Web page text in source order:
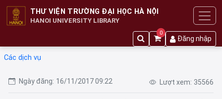
THƯ VIỆN TRƯỜNG ĐẠI HỌC HÀ NỘI
HANOI UNIVERSITY LIBRARY
0
Đăng nhập
Các dịch vụ
Ngày đăng: 16/11/2017 09:22 Lượt xem: 35566